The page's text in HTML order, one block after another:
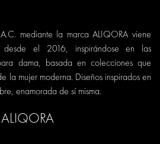
mediante la marca ALIQORA viene
desde el 2016, inspirándose en las
dama, basada en colecciones que
la mujer moderna. Diseños inspirados en
enamorada de sí misma.
ALIQORA